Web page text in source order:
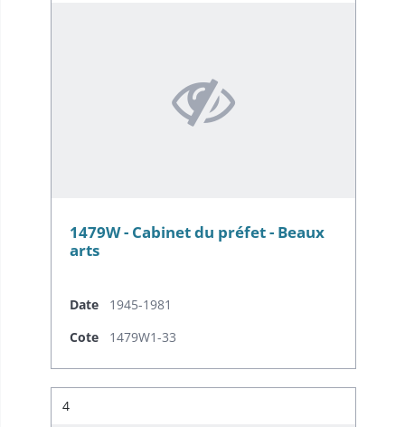
1479W - Cabinet du préfet - Beaux
arts
Date
1945-1981
Cote
1479W1-33
Résultat n°
4